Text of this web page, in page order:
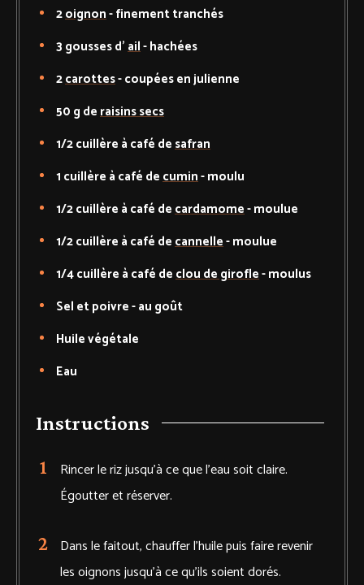
2oignon-finement tranchés
3 gousses d'ail-hachées
2carottes-coupées en julienne
50 g deraisins secs
1/2cuillère à café desafran
1 cuillère à café decumin-moulu
1/2cuillère à café decardamome-moulue
1/2cuillère à café decannelle-moulue
1/4cuillère à café declou de girofle-moulus
Sel et poivre-au goût
Huile végétale
Eau
Instructions
Rincer le riz jusqu'à ce que l'eau soit claire.
Égoutter et réserver.
Dans le faitout, chauffer l'huile puis faire revenir
les oignons jusqu'à ce qu'ils soient dorés.